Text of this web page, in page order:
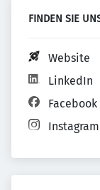
FINDEN SIE
Website
LinkedIn
Facebook
Instagram